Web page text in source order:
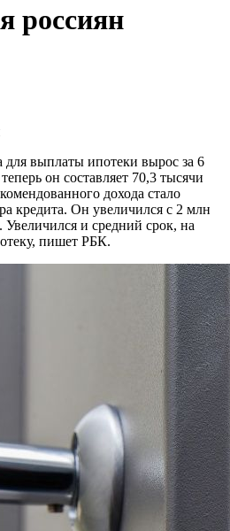
россиян
для выплаты ипотеки вырос за 6
он составляет 70,3 тысячи
дохода стало
кредита. Он увеличился с 2 млн
и средний срок, на
пишет РБК.